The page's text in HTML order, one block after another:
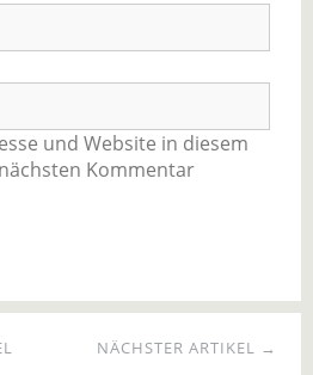
und Website in diesem
Kommentar
NÄCHSTER ARTIKEL →